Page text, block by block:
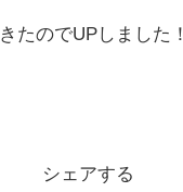
たのでUPしました！
シェアする